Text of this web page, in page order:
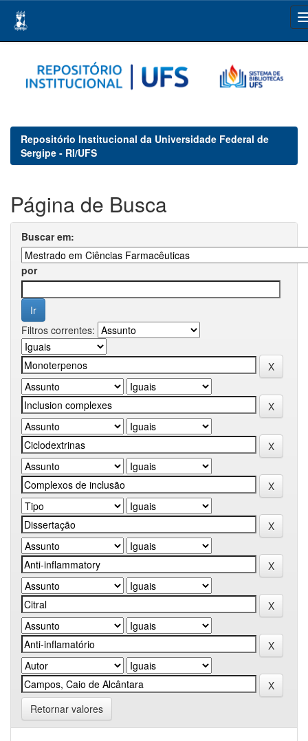
navigation
Repositório Institucional da Universidade Federal de
Sergipe - RI/UFS
Página de Busca
Buscar em:
por
Filtros correntes:
Retornar valores